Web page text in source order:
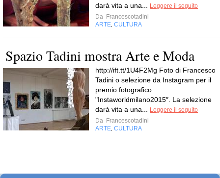
darà vita a una...
Leggere il seguito
Da Francescotadini
ARTE CULTURA
Spazio Tadini mostra Arte e Moda
http://ift.tt/1U4F2Mg Foto di Francesco
Tadini o selezione da Instagram per il
premio fotografico
"Instaworldmilano2015″. La selezione
darà vita a una...
Leggere il seguito
Da Francescotadini
ARTE CULTURA